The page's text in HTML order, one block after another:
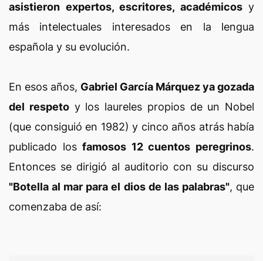
asistieron expertos, escritores, académicosy
más intelectuales interesados en la lengua
española y su evolución.
En esos años, Gabriel García Márquez ya gozada
del respetoy los laureles propios de un Nobel
(que consiguió en 1982) y cinco años atrás había
publicado losfamosos 12 cuentos peregrinos.
Entonces se dirigió al auditorio con su discurso
"Botella al mar para el dios de las palabras", que
comenzaba de así: